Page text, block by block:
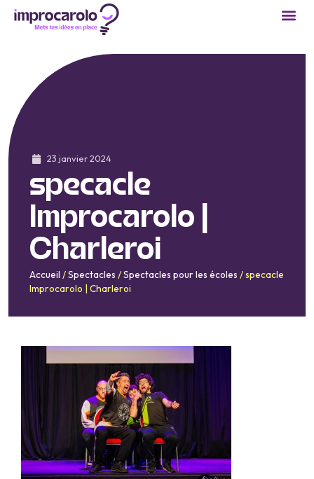
23 janvier 2024
specacle
Improcarolo |
Charleroi
Accueil /Spectacles /Spectacles pour les écoles /specacle
Improcarolo | Charleroi